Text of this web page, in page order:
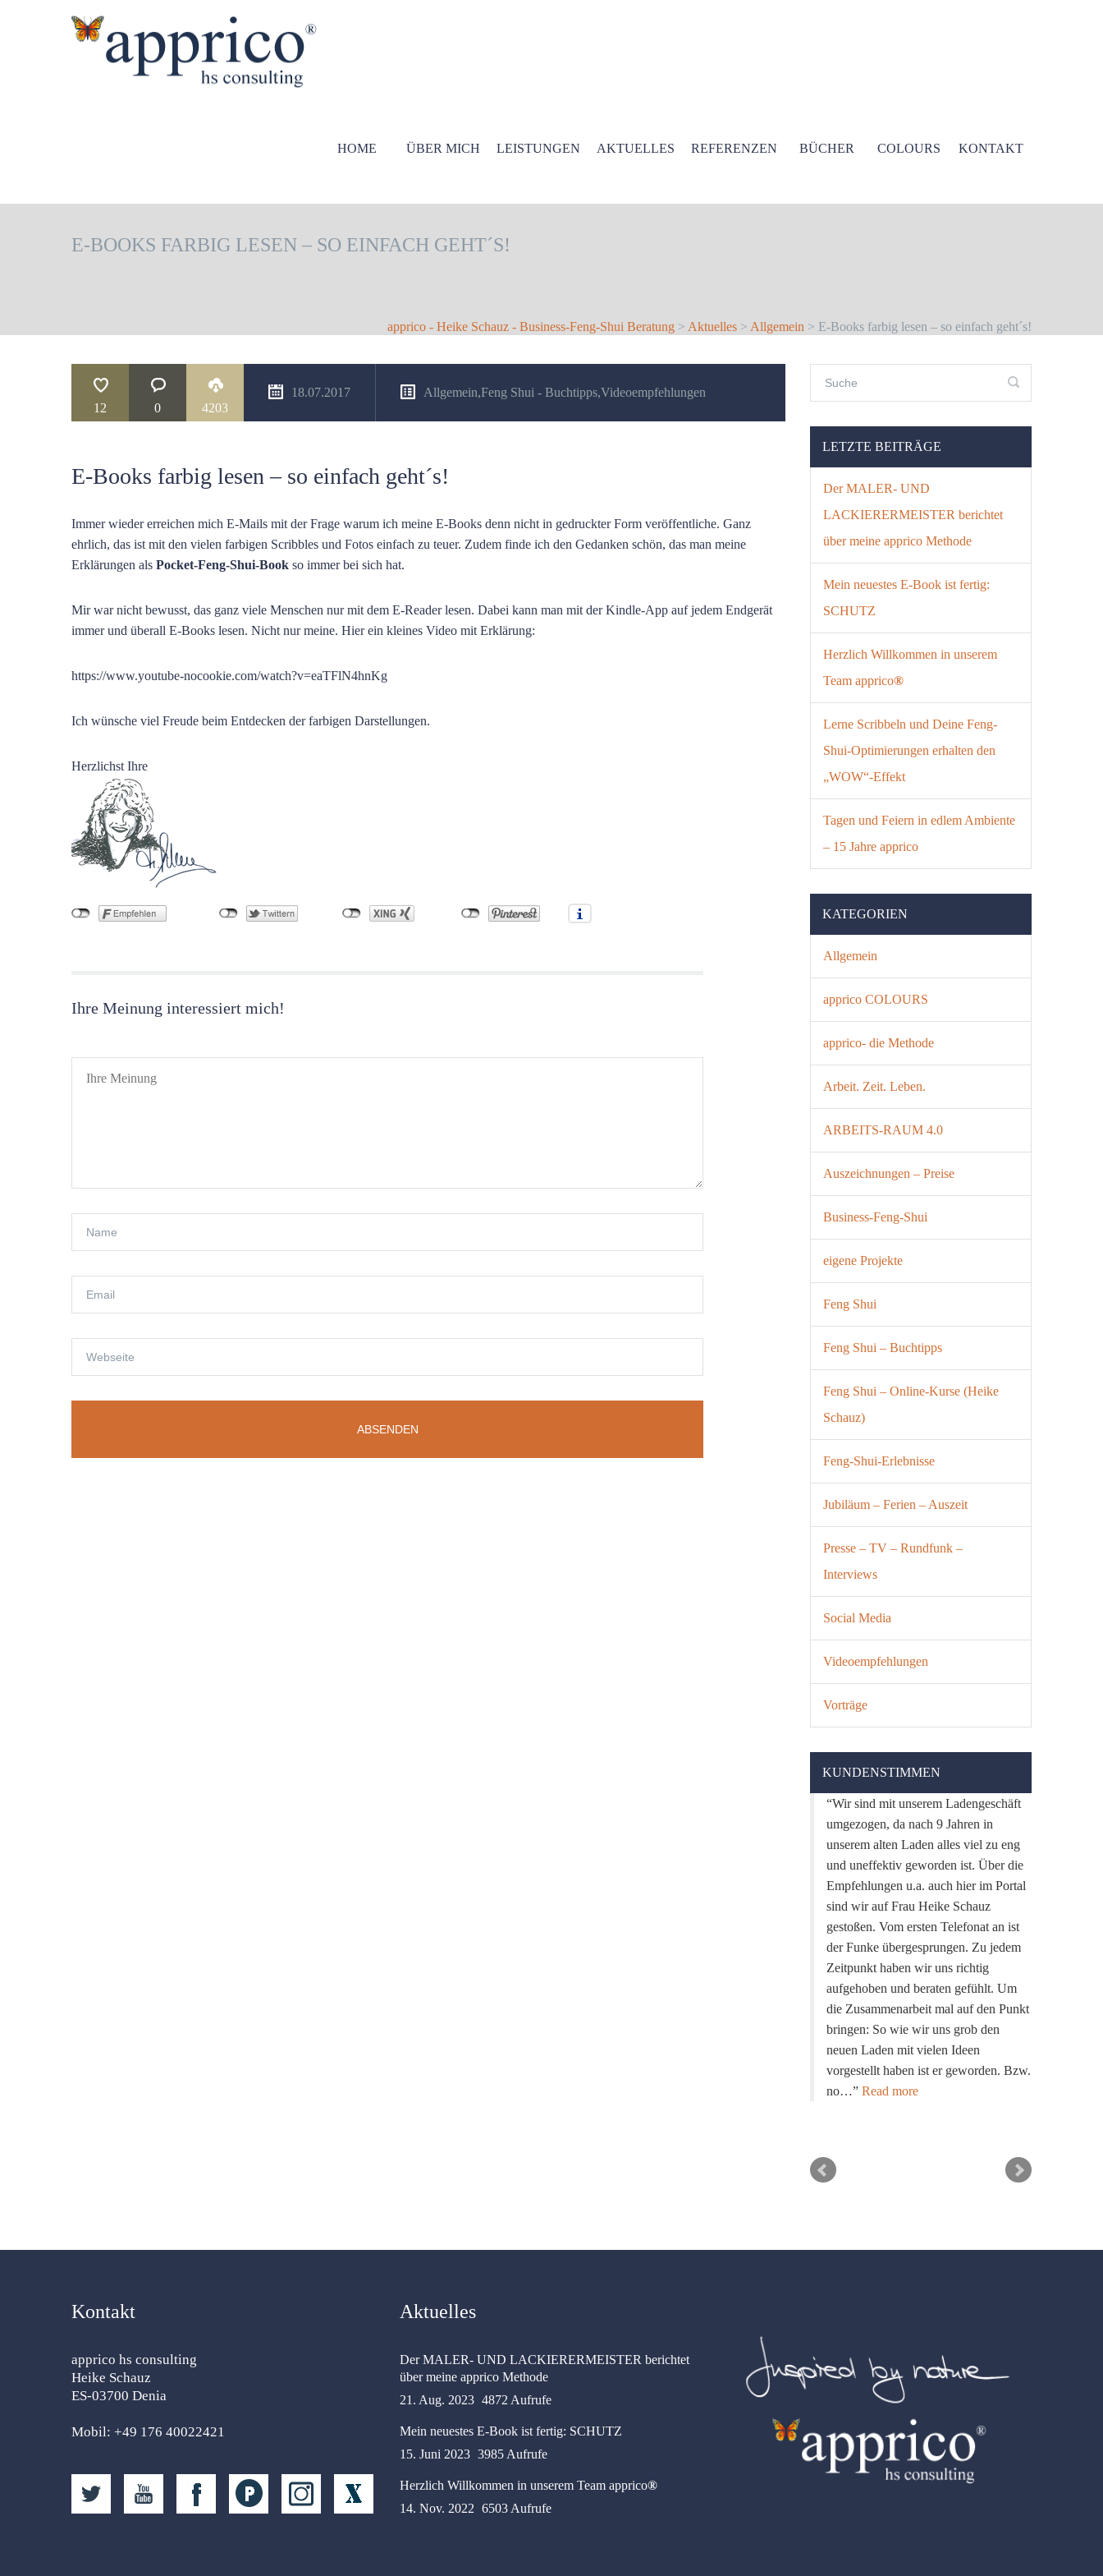
HOME ÜBER MICH LEISTUNGEN AKTUELLES REFERENZEN BÜCHER COLOURS KONTAKT
E-BOOKS FARBIG LESEN – SO EINFACH GEHT´S!
apprico - Heike Schauz - Business-Feng-Shui Beratung > Aktuelles > Allgemein > E-Books farbig lesen – so einfach geht´s!
12 0 4203
18.07.2017 Allgemein,Feng Shui - Buchtipps,Videoempfehlungen
E-Books farbig lesen – so einfach geht´s!
Immer wieder erreichen mich E-Mails mit der Frage warum ich meine E-Books denn nicht in gedruckter Form veröffentliche. Ganz
ehrlich, das ist mit den vielen farbigen Scribbles und Fotos einfach zu teuer. Zudem finde ich den Gedanken schön, das man meine
Erklärungen als Pocket-Feng-Shui-Book so immer bei sich hat.
Mir war nicht bewusst, das ganz viele Menschen nur mit dem E-Reader lesen. Dabei kann man mit der Kindle-App auf jedem Endgerät
immer und überall E-Books lesen. Nicht nur meine. Hier ein kleines Video mit Erklärung:
https://www.youtube-nocookie.com/watch?v=eaTFlN4hnKg
Ich wünsche viel Freude beim Entdecken der farbigen Darstellungen.
Herzlichst Ihre
Ihre Meinung interessiert mich!
LETZTE BEITRÄGE
Der MALER- UND
LACKIERERMEISTER berichtet
über meine apprico Methode
Mein neuestes E-Book ist fertig:
SCHUTZ
Herzlich Willkommen in unserem
Team apprico®
Lerne Scribbeln und Deine Feng-
Shui-Optimierungen erhalten den
„WOW“-Effekt
Tagen und Feiern in edlem Ambiente
– 15 Jahre apprico
KATEGORIEN
Allgemein
apprico COLOURS
apprico- die Methode
Arbeit. Zeit. Leben.
ARBEITS-RAUM 4.0
Auszeichnungen – Preise
Business-Feng-Shui
eigene Projekte
Feng Shui
Feng Shui – Buchtipps
Feng Shui – Online-Kurse (Heike
Schauz)
Feng-Shui-Erlebnisse
Jubiläum – Ferien – Auszeit
Presse – TV – Rundfunk –
Interviews
Social Media
Videoempfehlungen
Vorträge
KUNDENSTIMMEN
Wir sind mit unserem Ladengeschäft
umgezogen, da nach 9 Jahren in
unserem alten Laden alles viel zu eng
und uneffektiv geworden ist. Über die
Empfehlungen u.a. auch hier im Portal
sind wir auf Frau Heike Schauz
gestoßen. Vom ersten Telefonat an ist
der Funke übergesprungen. Zu jedem
Zeitpunkt haben wir uns richtig
aufgehoben und beraten gefühlt. Um
die Zusammenarbeit mal auf den Punkt
bringen: So wie wir uns grob den
neuen Laden mit vielen Ideen
vorgestellt haben ist er geworden. Bzw.
no…
Read more
Kontakt
apprico hs consulting
Heike Schauz
ES-03700 Denia
Mobil: +49 176 40022421
Aktuelles
Der MALER- UND LACKIERERMEISTER berichtet
über meine apprico Methode
21. Aug. 2023 4872 Aufrufe
Mein neuestes E-Book ist fertig: SCHUTZ
15. Juni 2023 3985 Aufrufe
Herzlich Willkommen in unserem Team apprico®
14. Nov. 2022 6503 Aufrufe